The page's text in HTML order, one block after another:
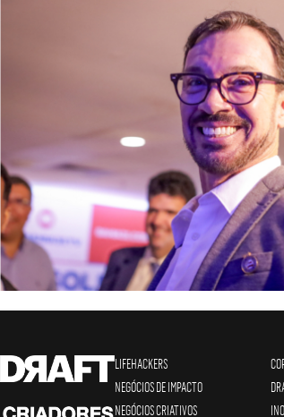
LIFEHACKERS
NEGÓCIOS DE IMPACTO
NEGÓCIOS CRIATIVOS